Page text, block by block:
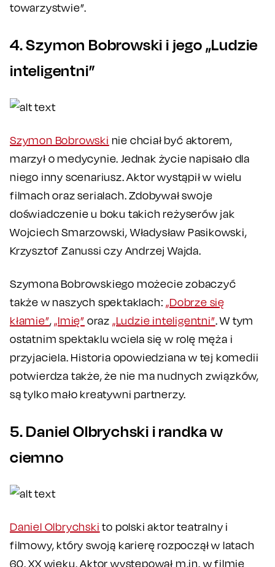
towarzystwie”.
4. Szymon Bobrowski i jego „Ludzie
inteligentni”
Szymon Bobrowski nie chciał być aktorem,
marzył o medycynie. Jednak życie napisało dla
niego inny scenariusz. Aktor wystąpił w wielu
filmach oraz serialach. Zdobywał swoje
doświadczenie u boku takich reżyserów jak
Wojciech Smarzowski, Władysław Pasikowski,
Krzysztof Zanussi czy Andrzej Wajda.
Szymona Bobrowskiego możecie zobaczyć
także w naszych spektaklach:„Dobrze się
kłamie”,„Imię” oraz „Ludzie inteligentni”. W tym
ostatnim spektaklu wciela się w rolę męża i
przyjaciela. Historia opowiedziana w tej komedii
potwierdza także, że nie ma nudnych związków,
są tylko mało kreatywni partnerzy.
5. Daniel Olbrychski i randka w
ciemno
Daniel Olbrychski to polski aktor teatralny i
filmowy, który swoją karierę rozpoczął w latach
60. XX wieku. Aktor występował m.in. w filmie